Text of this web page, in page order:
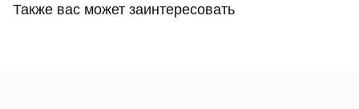
Также вас может заинтересовать